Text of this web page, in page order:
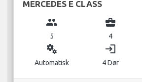
MERCEDES E CLASS
group
5
business_center
4
miscellaneous_services
Automatisk
login
4 Dør